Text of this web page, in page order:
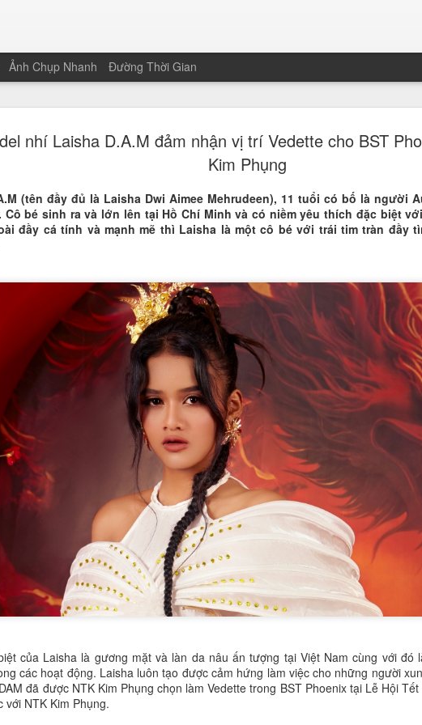
nhí Laisha D.A.M đảm nhận vị trí Vedette cho BST
Kim Phụng
(tên đầy đủ là Laisha Dwi Aimee Mehrudeen), 11 tuổi có bố là người
Cô bé sinh ra và lớn lên tại Hồ Chí Minh và có niềm yêu thích đặc biệt
đầy cá tính và mạnh mẽ thì Laisha là một cô bé với trái tim tràn đầy
của Laisha là gương mặt và làn da nâu ấn tượng tại Việt Nam cùng với đó
các hoạt động. Laisha luôn tạo được cảm hứng làm việc cho những người
đã được NTK Kim Phụng chọn làm Vedette trong BST Phoenix tại Lễ Hội
với NTK Kim Phụng.
Ảnh Chụp Nhanh Đường Thời Gian
19
Nguyễn
Nam
Vượt qua 221 thí sinh trên cả
sinh và sinh viên Trường Đại
sảo của một thế hệ sinh viên
Màn ứng xử song ngữ "gây
Điểm nhấn giúp Thanh Xuân
trong vòng thi ứng xử. Với
chuẩn quốc tế, cô đã mang
thuyết phục về chủ đề: Hoạt
lá vì sức khỏe người tiêu dùng.
20
Trần Thị Thanh Hương
Á khôi 1 Hoa khôi
Duyên dáng Áo dài
Việt Nam 2025.
18
ĐỖ THỊ THU HUYỀN
– NỮ SINH 21 TUỔI
"ĐA NĂNG": VỪA LÀ